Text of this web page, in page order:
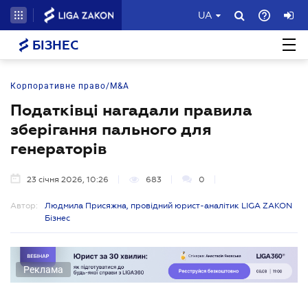
UA
БІЗНЕС
Корпоративне право/M&A
Податківці нагадали правила
зберігання пального для
генераторів
23 січня 2026, 10:26 683 0
Автор:
Людмила Присяжна, провідний юрист-аналітик LIGA ZAKON
Бізнес
Реклама